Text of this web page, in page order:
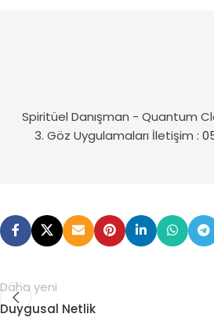
Spiritüel Danışman - Quantum
3. Göz Uygulamaları İletişim :
Daha yeni
Duygusal Netlik